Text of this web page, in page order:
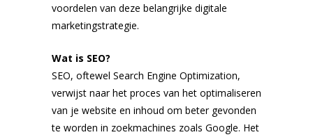
voordelen van deze belangrijke digitale
marketingstrategie.
Wat is SEO?
SEO, oftewel Search Engine Optimization,
verwijst naar het proces van het optimaliseren
van je website en inhoud om beter gevonden
te worden in zoekmachines zoals Google. Het